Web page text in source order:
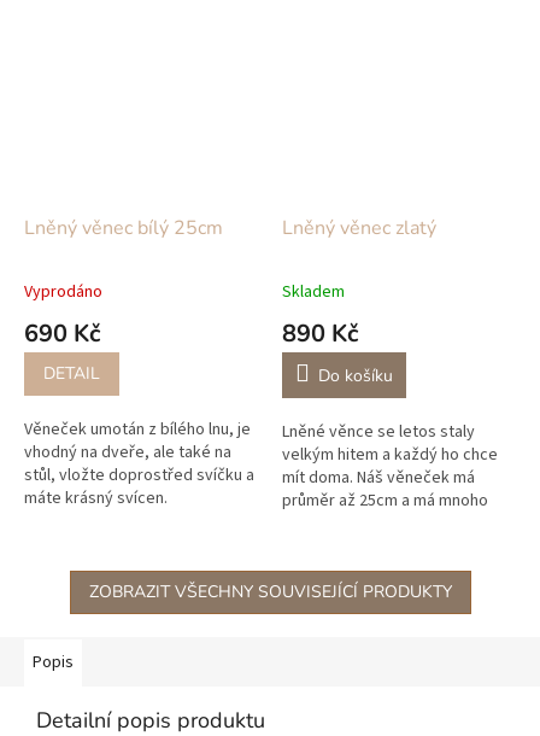
Lněný věnec bílý 25cm
Vyprodáno
690 Kč
DETAIL
Věneček umotán z bílého lnu, je
vhodný na dveře, ale také na
stůl, vložte doprostřed svíčku a
máte krásný svícen.
Lněný věnec zlatý
Skladem
890 Kč
Do košíku
Lněné věnce se letos staly
velkým hitem a každý ho chce
mít doma. Náš věneček má
průměr až 25cm a má mnoho
doprostřed svíčku...
ZOBRAZIT VŠECHNY SOUVISEJÍCÍ PRODUKTY
Popis
Detailní popis produktu